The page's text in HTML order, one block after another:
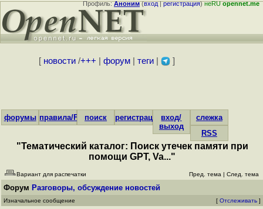
Профиль:Аноним(вход|регистрация)неRUopennet.me
[ новости/+++ форум| теги| ]
форумы правила/FAQпоиск регистрациявход/
выход
слежка
RSS
"Тематический каталог: Поиск утечек памяти при
помощи GPT, Va..."
Вариант для распечатки Пред. тема | След. тема
Форум Разговоры, обсуждение новостей
Изначальное сообщение [ Отслеживать ]